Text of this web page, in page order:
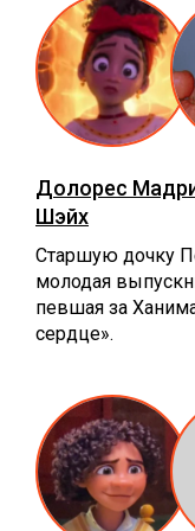
Долорес
Шэйх
Старшую дочку
молодая
певшая за
сердце».